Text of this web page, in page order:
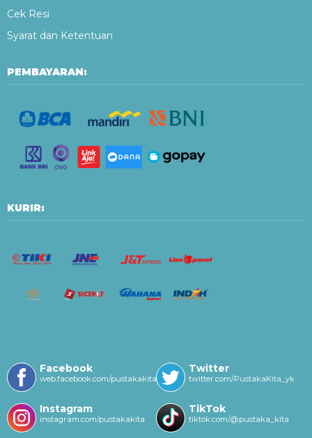
Cek Resi
Syarat dan Ketentuan
PEMBAYARAN:
KURIR:
Facebook
web.facebook.com/pustakakitayk/
Twitter
twitter.com/PustakaKita_yk
Instagram
instagram.com/pustakakita
TikTok
tiktok.com/@pustaka_kita